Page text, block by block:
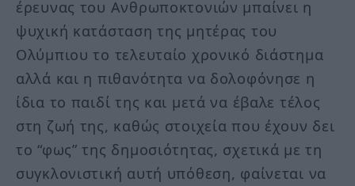
έρευνας του Ανθρωποκτονιών μπαίνει η
ψυχική κατάσταση της μητέρας του
Ολύμπιου το τελευταίο χρονικό διάστημα
αλλά και η πιθανότητα να δολοφόνησε η
ίδια το παιδί της και μετά να έβαλε τέλος
στη ζωή της, καθώς στοιχεία που έχουν δει
το “φως” της δημοσιότητας, σχετικά με τη
συγκλονιστική αυτή υπόθεση, φαίνεται να